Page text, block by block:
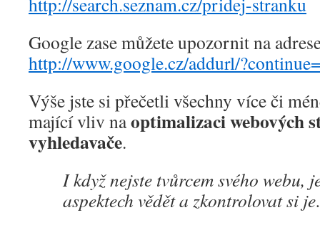
Google zase můžete upozornit na
http://www.google.cz/addurl/
Výše jste si přečetli všechny více či
mající vliv naoptimalizaci webových
vyhledavače.
I když nejste tvůrcem svého webu,
aspektech vědět a zkontrolovat si